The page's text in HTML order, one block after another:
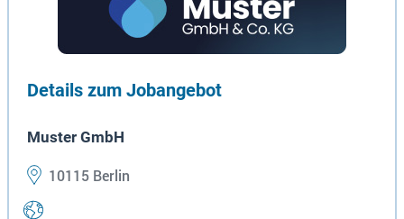
Details zum Jobangebot
Muster GmbH
10115 Berlin